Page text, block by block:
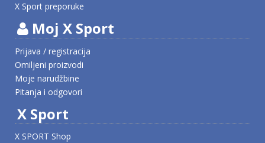
X Sport preporuke
Moj X Sport
Prijava / registracija
Omiljeni proizvodi
Moje narudžbine
Pitanja i odgovori
X Sport
X SPORT Shop